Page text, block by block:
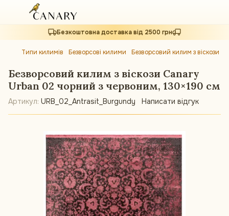
Безкоштовна доставка від 2500 грн
Типи килимів Безворсові килими Безворсовий килим з віскози
Безворсовий килим з віскози Canary
Urban 02 чорний з червоним, 130×190 см
Артикул: URB_02_Antrasit_Burgundy Написати відгук